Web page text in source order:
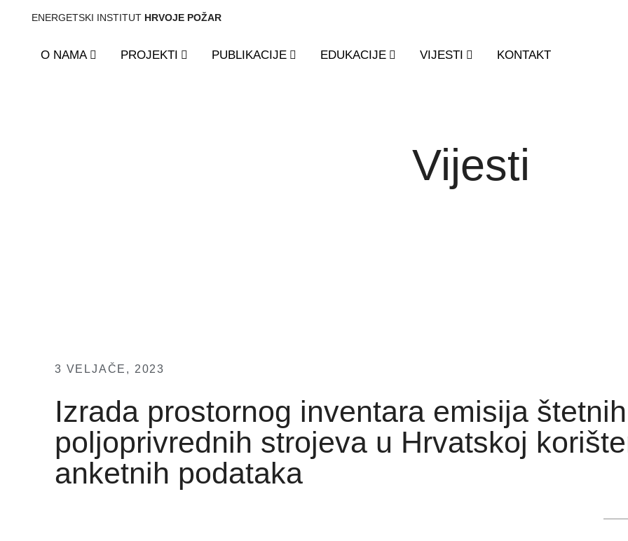
ENERGETSKI INSTITUT HRVOJE POŽAR
O NAMA PROJEKTI PUBLIKACIJE EDUKACIJE VIJESTI KONTAKT
Vijesti
3 VELJAČE, 2023
Izrada prostornog inventara emisija
poljoprivrednih strojeva u Hrvatskoj
anketnih podataka